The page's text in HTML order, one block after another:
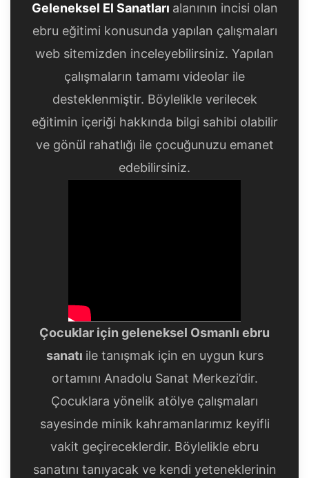
Geleneksel El Sanatları alanının incisi olan
ebru eğitimi konusunda yapılan çalışmaları
web sitemizden inceleyebilirsiniz. Yapılan
çalışmaların tamamı videolar ile
desteklenmiştir. Böylelikle verilecek
eğitimin içeriği hakkında bilgi sahibi olabilir
ve gönül rahatlığı ile çocuğunuzu emanet
edebilirsiniz.
Çocuklar için geleneksel Osmanlı ebru
sanatı ile tanışmak için en uygun kurs
ortamını Anadolu Sanat Merkezi’dir.
Çocuklara yönelik atölye çalışmaları
sayesinde minik kahramanlarımız keyifli
vakit geçireceklerdir. Böylelikle ebru
sanatını tanıyacak ve kendi yeteneklerinin